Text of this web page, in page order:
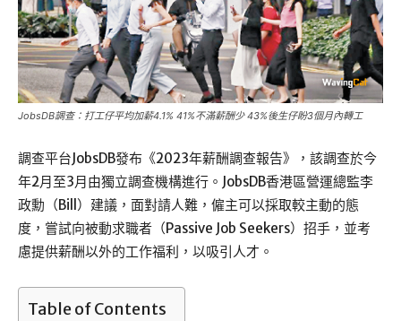
JobsDB調查：打工仔平均加薪4.1% 41%不滿薪酬少 43%後生仔盼3個月內轉工
調查平台JobsDB發布《2023年薪酬調查報告》，該調查於今
年2月至3月由獨立調查機構進行。JobsDB香港區營運總監李
政勳（Bill）建議，面對請人難，僱主可以採取較主動的態
度，嘗試向被動求職者（Passive Job Seekers）招手，並考
慮提供薪酬以外的工作福利，以吸引人才。
Table of Contents